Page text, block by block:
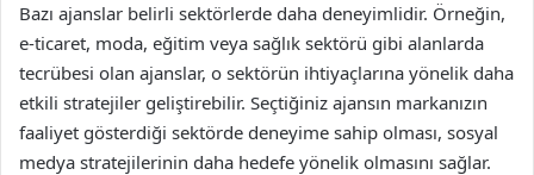
Bazı ajanslar belirli sektörlerde daha deneyimlidir. Örneğin,
e-ticaret, moda, eğitim veya sağlık sektörü gibi alanlarda
tecrübesi olan ajanslar, o sektörün ihtiyaçlarına yönelik daha
etkili stratejiler geliştirebilir. Seçtiğiniz ajansın markanızın
faaliyet gösterdiği sektörde deneyime sahip olması, sosyal
medya stratejilerinin daha hedefe yönelik olmasını sağlar.